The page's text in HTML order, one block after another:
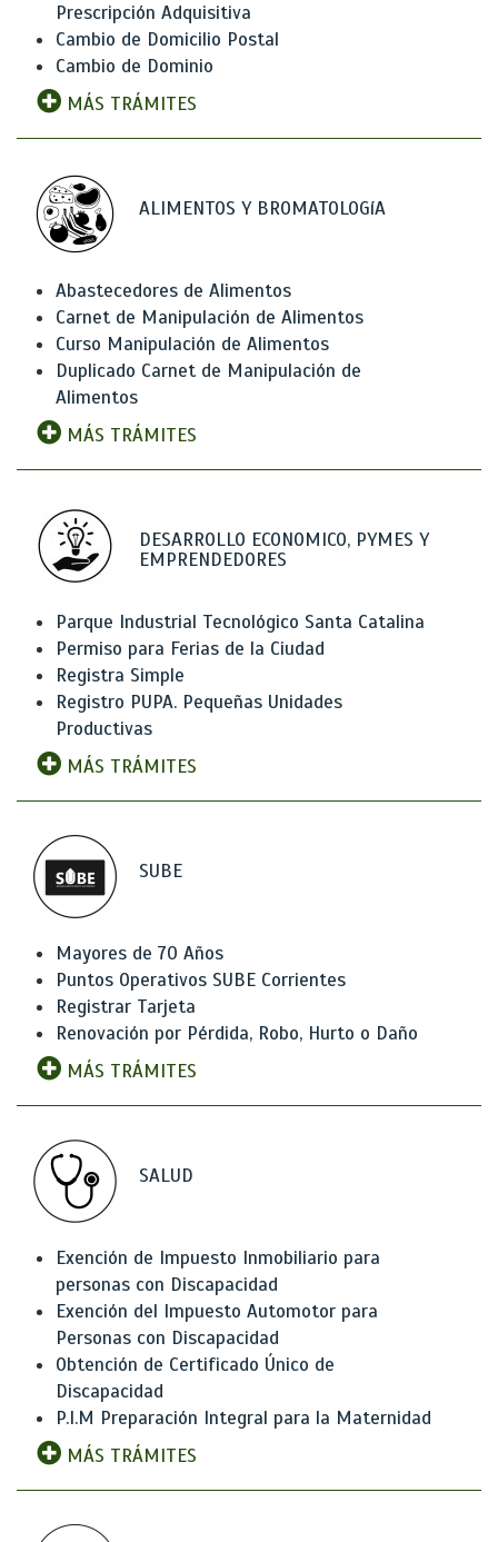
Prescripción Adquisitiva
Cambio de Domicilio Postal
Cambio de Dominio
MÁS TRÁMITES
ALIMENTOS Y BROMATOLOGíA
Abastecedores de Alimentos
Carnet de Manipulación de Alimentos
Curso Manipulación de Alimentos
Duplicado Carnet de Manipulación de
Alimentos
MÁS TRÁMITES
DESARROLLO ECONOMICO, PYMES Y
EMPRENDEDORES
Parque Industrial Tecnológico Santa Catalina
Permiso para Ferias de la Ciudad
Registra Simple
Registro PUPA. Pequeñas Unidades
Productivas
MÁS TRÁMITES
SUBE
Mayores de 70 Años
Puntos Operativos SUBE Corrientes
Registrar Tarjeta
Renovación por Pérdida, Robo, Hurto o Daño
MÁS TRÁMITES
SALUD
Exención de Impuesto Inmobiliario para
personas con Discapacidad
Exención del Impuesto Automotor para
Personas con Discapacidad
Obtención de Certificado Único de
Discapacidad
P.I.M Preparación Integral para la Maternidad
MÁS TRÁMITES